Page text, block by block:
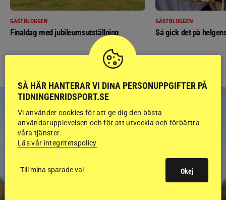
GÄSTBLOGGEN
Finaldag med jubileumsutställning
GÄSTBLOGGEN
Så gick det på
SÅ HÄR HANTERAR VI DINA PERSONUPPGIFTER PÅ
TIDNINGENRIDSPORT.SE
Vi använder cookies för att ge dig den bästa
användarupplevelsen och för att utveckla och förbättra
våra tjänster.
Läs vår integritetspolicy
Till mina sparade val Okej